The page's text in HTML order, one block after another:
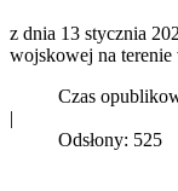
z dnia 13 stycznia
wojskowej na
Czas
|
Odsłony: 525